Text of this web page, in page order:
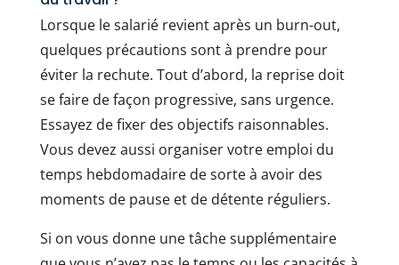
Lorsque le salarié revient après un burn-out,
quelques précautions sont à prendre pour
éviter la rechute. Tout d’abord, la reprise doit
se faire de façon progressive, sans urgence.
Essayez de fixer des objectifs raisonnables.
Vous devez aussi organiser votre emploi du
temps hebdomadaire de sorte à avoir des
moments de pause et de détente réguliers.
Si on vous donne une tâche supplémentaire